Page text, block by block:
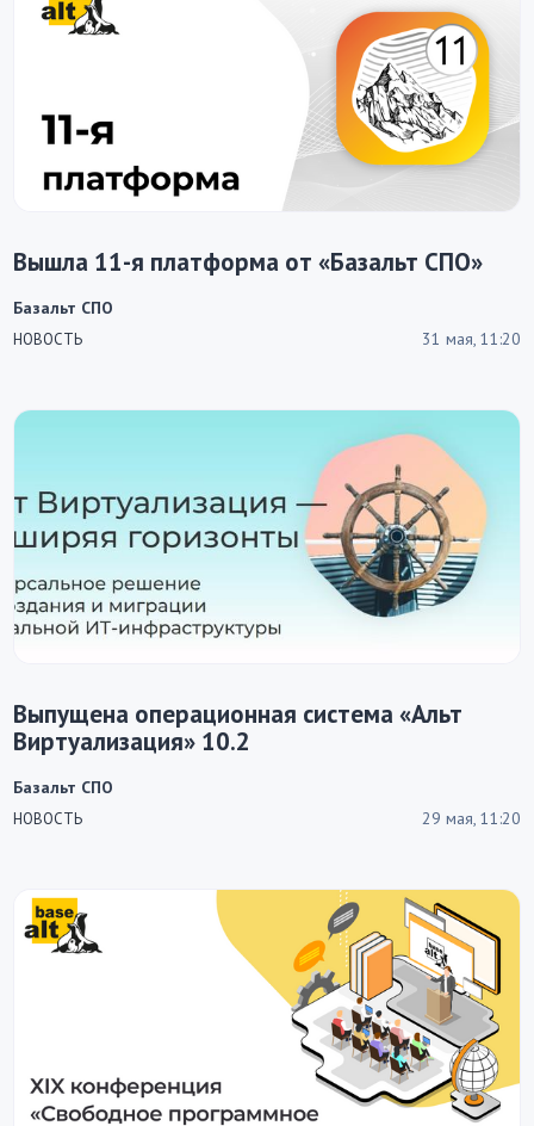
Вышла 11-я платформа от «Базальт СПО»
НОВОСТЬ 31 мая, 11:20
Базальт СПО
Выпущена операционная система «Альт
Виртуализация» 10.2
НОВОСТЬ 29 мая, 11:20
Базальт СПО